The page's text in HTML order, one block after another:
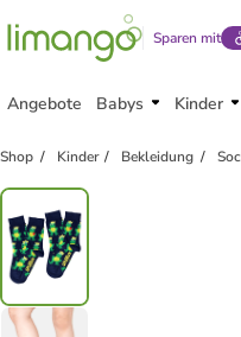
Sparen mit
Angebote Babys Kinder
Shop Kinder Bekleidung